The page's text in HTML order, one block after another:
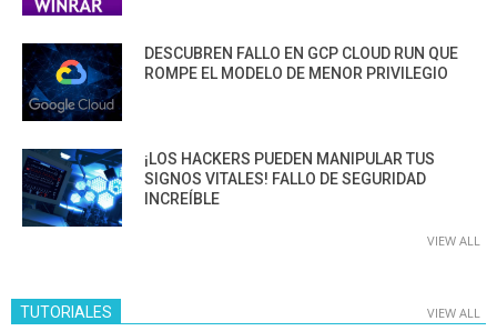
DESCUBREN FALLO EN GCP CLOUD RUN QUE
ROMPE EL MODELO DE MENOR PRIVILEGIO
¡LOS HACKERS PUEDEN MANIPULAR TUS
SIGNOS VITALES! FALLO DE SEGURIDAD
INCREÍBLE
VIEW ALL
TUTORIALES VIEW ALL